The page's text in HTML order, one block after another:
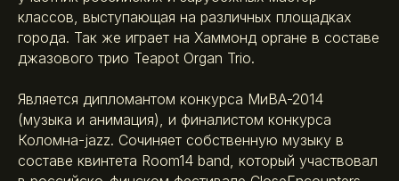
классов, выступающая на различных площадках
города. Так же играет на Хаммонд органе в составе
джазового трио Teapot Organ Trio.
Является дипломантом конкурса МиВА-2014
(музыка и анимация), и финалистом конкурса
Коломна-jazz. Сочиняет собственную музыку в
составе квинтета Room14 band, который участвовал